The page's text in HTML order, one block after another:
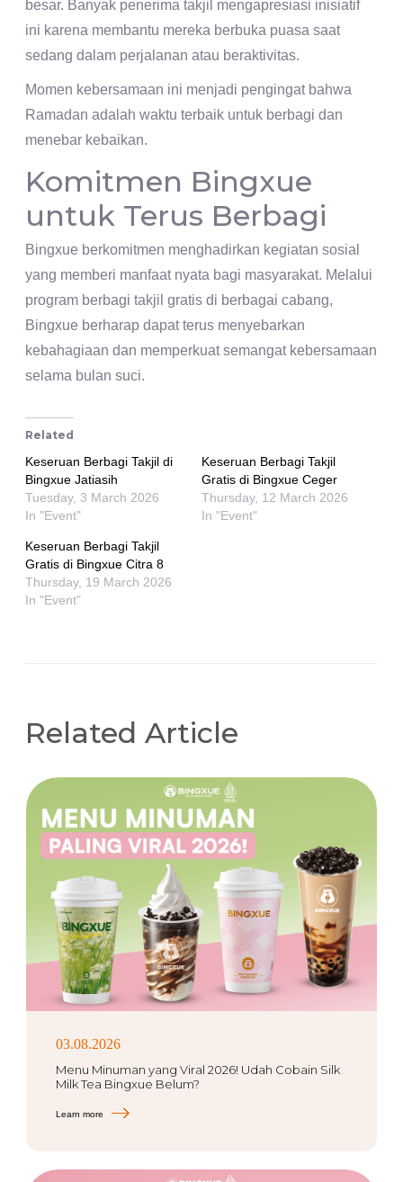
besar. Banyak penerima takjil mengapresiasi inisiatif
ini karena membantu mereka berbuka puasa saat
sedang dalam perjalanan atau beraktivitas.
Momen kebersamaan ini menjadi pengingat bahwa
Ramadan adalah waktu terbaik untuk berbagi dan
menebar kebaikan.
Komitmen Bingxue
untuk Terus Berbagi
Bingxue berkomitmen menghadirkan kegiatan sosial
yang memberi manfaat nyata bagi masyarakat. Melalui
program berbagi takjil gratis di berbagai cabang,
Bingxue berharap dapat terus menyebarkan
kebahagiaan dan memperkuat semangat kebersamaan
selama bulan suci.
Related
Keseruan Berbagi Takjil di
Bingxue Jatiasih
Tuesday, 3 March 2026
In "Event"
Keseruan Berbagi Takjil
Gratis di Bingxue Ceger
Thursday, 12 March 2026
In "Event"
Keseruan Berbagi Takjil
Gratis di Bingxue Citra 8
Thursday, 19 March 2026
In "Event"
Related Article
03.08.2026
Menu Minuman yang Viral 2026! Udah Cobain Silk
Milk Tea Bingxue Belum?
Learn more